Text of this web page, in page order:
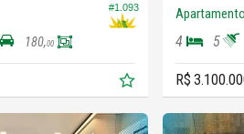
#1.093
180,00
Apartamento
4 5
R$